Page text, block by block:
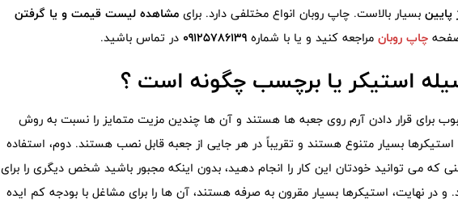
پایین بسیار بالاست. چاپ روبان انواع مختلفی دارد. برای مشاهده لیست قیمت و یا گرفتن
چاپ روبان مراجعه کنید و یا با شماره در تماس باشید.
استیکر یا برچسب چگونه است ؟
برای قرار دادن آرم روی جعبه ها هستند و آن ها چندین مزیت متمایز را نسبت به روش
بسیار متنوع هستند و تقریباً در هر جایی از جعبه قابل نصب هستند. دوم، استفاده
که می توانید خودتان این کار را انجام دهید، بدون اینکه مجبور باشید شخص دیگری را برای
و در نهایت، استیکرها بسیار مقرون به صرفه هستند، آن ها را برای مشاغل با بودجه کم ایده